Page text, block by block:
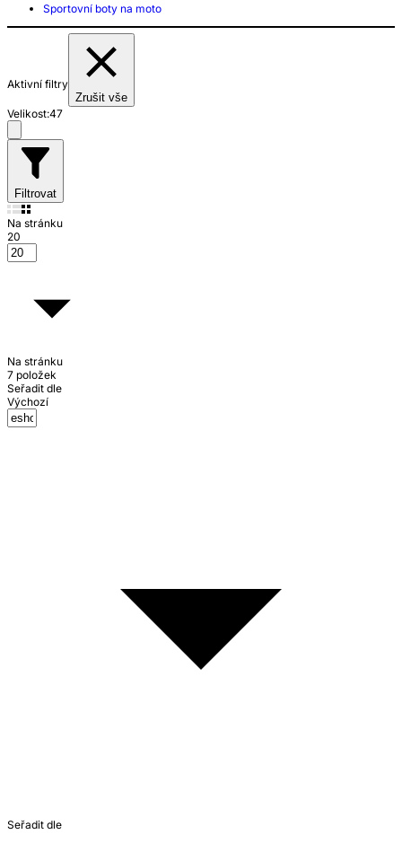
Sportovní boty na moto
Aktivní filtry
Zrušit vše
Velikost:47
Filtrovat
Na stránku
20
Na stránku
7 položek
Seřadit dle
Výchozí
Seřadit dle